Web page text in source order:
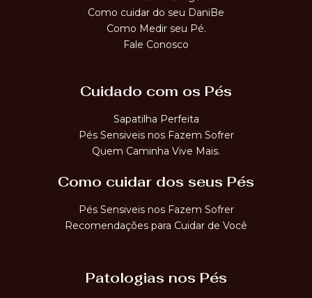
Como cuidar do seu DaniBe
Como Medir seu Pé.
Fale Conosco
Cuidado com os Pés
Sapatilha Perfeita
Pés Sensiveis nos Fazem Sofrer
Quem Caminha Vive Mais.
Como cuidar dos seus Pés
Pés Sensiveis nos Fazem Sofrer
Recomendações para Cuidar de Você
Patologias nos Pés